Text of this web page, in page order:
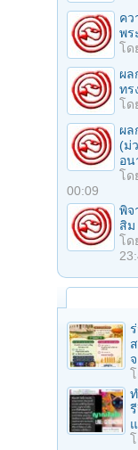
คว
พร
โด
ผล
ทร
โด
ผล
(ม่
อน
โด
00:09
พิจ
สิม
โด